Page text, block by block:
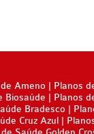
Ameno
Planos
Biosaúde
Planos
Bradesco
Cruz Azul